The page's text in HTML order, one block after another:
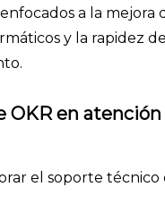
a la mejora
y la rapidez
OKR en
el soporte técnico